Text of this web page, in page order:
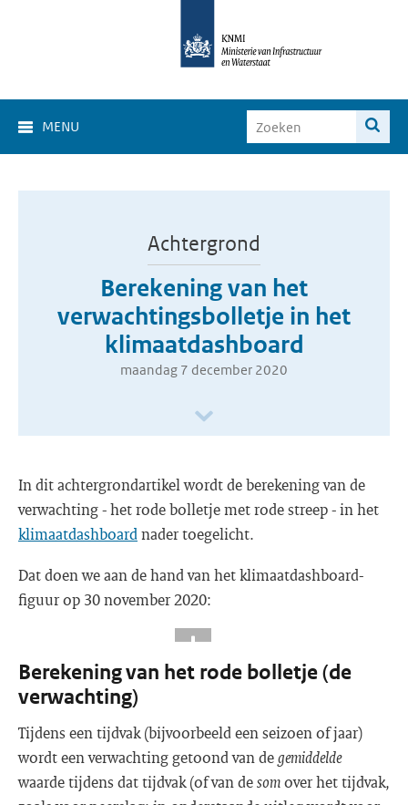
MENU
Achtergrond
Berekening van het
verwachtingsbolletje in het
klimaatdashboard
maandag 7 december 2020
In dit achtergrondartikel wordt de berekening van de
verwachting - het rode bolletje met rode streep - in het
klimaatdashboard nader toegelicht.
Dat doen we aan de hand van het klimaatdashboard-
figuur op 30 november 2020:
Berekening van het rode bolletje (de
verwachting)
Tijdens een tijdvak (bijvoorbeeld een seizoen of jaar)
wordt een verwachting getoond van degemiddelde
waarde tijdens dat tijdvak (of van desomover het tijdvak,